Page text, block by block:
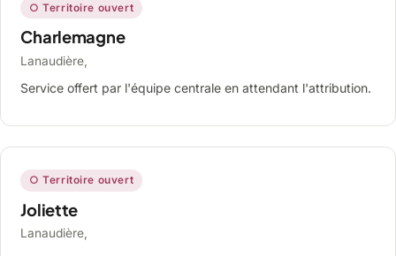
○ Territoire ouvert
Charlemagne
Lanaudière,
Service offert par l'équipe centrale en attendant l'attribution.
○ Territoire ouvert
Joliette
Lanaudière,